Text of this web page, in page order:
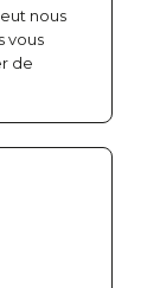
nous
vous
de